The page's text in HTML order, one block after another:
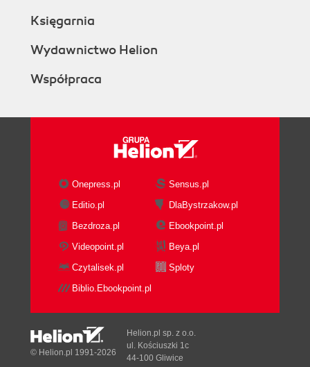
Księgarnia
Wydawnictwo Helion
Współpraca
Onepress.pl
Sensus.pl
Editio.pl
DlaBystrzakow.pl
Bezdroza.pl
Ebookpoint.pl
Videopoint.pl
Beya.pl
Czytalisek.pl
Sploty
Biblio.Ebookpoint.pl
© Helion.pl 1991-2026
Helion.pl sp. z o.o.
ul. Kościuszki 1c
44-100 Gliwice